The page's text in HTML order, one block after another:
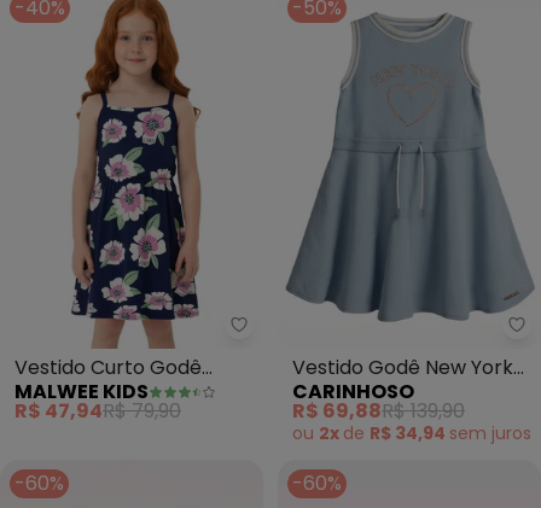
-40%
Malwee Kids - Vestido Curto
Vestido Curto Godê
Floral (Azul Marinho)
MALWEE KIDS
R$ 47,94R$ 79,90
-50%
Vestido Godê New York
com Bordado (Azul
Pastel)
CARINHOSO
R$ 69,88R$ 139,90
ou 2x de R$ 34,94 sem juros
-60% -60%